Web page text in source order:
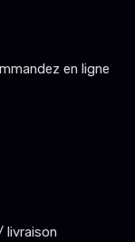
en ligne
livraison